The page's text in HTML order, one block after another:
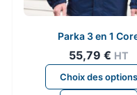
Parka 3 en 1
55,79 € HT
Choix des options